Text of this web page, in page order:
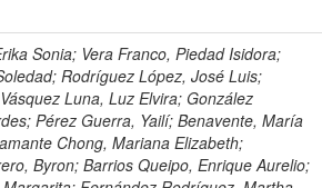
Sonia; Vera Franco, Piedad Isidora;
Rodríguez López, José Luis;
Luna, Luz Elvira; González
Pérez Guerra, Yailí; Benavente, María
Chong, Mariana Elizabeth;
Byron; Barrios Queipo, Enrique Aurelio;